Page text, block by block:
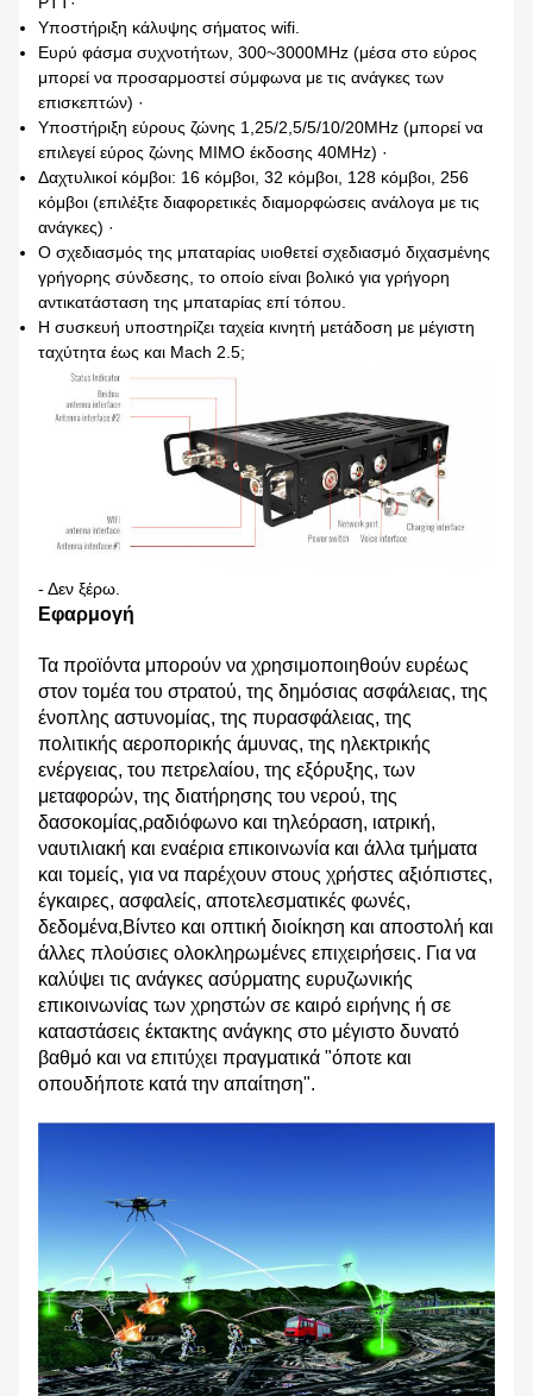
Υποστήριξη κάλυψης σήματος wifi.
Ευρύ φάσμα συχνοτήτων, 300~3000MHz (μέσα στο εύρος
μπορεί να προσαρμοστεί σύμφωνα με τις ανάγκες των
επισκεπτών) ·
Υποστήριξη εύρους ζώνης 1,25/2,5/5/10/20MHz (μπορεί να
επιλεγεί εύρος ζώνης MIMO έκδοσης 40MHz) ·
Δαχτυλικοί κόμβοι: 16 κόμβοι, 32 κόμβοι, 128 κόμβοι, 256
κόμβοι (επιλέξτε διαφορετικές διαμορφώσεις ανάλογα με τις
ανάγκες) ·
Ο σχεδιασμός της μπαταρίας υιοθετεί σχεδιασμό διχασμένης
γρήγορης σύνδεσης, το οποίο είναι βολικό για γρήγορη
αντικατάσταση της μπαταρίας επί τόπου.
Η συσκευή υποστηρίζει ταχεία κινητή μετάδοση με μέγιστη
ταχύτητα έως και Mach 2.5;
- Δεν ξέρω.
Εφαρμογή
Τα προϊόντα μπορούν να χρησιμοποιηθούν ευρέως
στον τομέα του στρατού, της δημόσιας ασφάλειας, της
ένοπλης αστυνομίας, της πυρασφάλειας, της
πολιτικής αεροπορικής άμυνας, της ηλεκτρικής
ενέργειας, του πετρελαίου, της εξόρυξης, των
μεταφορών, της διατήρησης του νερού, της
δασοκομίας,ραδιόφωνο και τηλεόραση, ιατρική,
ναυτιλιακή και εναέρια επικοινωνία και άλλα τμήματα
και τομείς, για να παρέχουν στους χρήστες αξιόπιστες,
έγκαιρες, ασφαλείς, αποτελεσματικές φωνές,
δεδομένα,Βίντεο και οπτική διοίκηση και αποστολή και
άλλες πλούσιες ολοκληρωμένες επιχειρήσεις. Για να
καλύψει τις ανάγκες ασύρματης ευρυζωνικής
επικοινωνίας των χρηστών σε καιρό ειρήνης ή σε
καταστάσεις έκτακτης ανάγκης στο μέγιστο δυνατό
βαθμό και να επιτύχει πραγματικά "όποτε και
οπουδήποτε κατά την απαίτηση".